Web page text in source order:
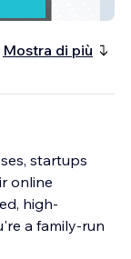
Mostra di più
startups
online
high-
a family-run